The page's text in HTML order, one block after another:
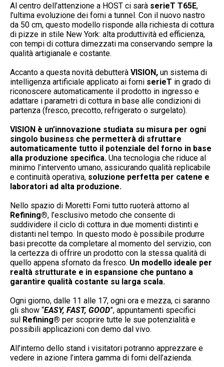
Al centro dell’attenzione a HOST ci sarà serieT T65E,
l’ultima evoluzione dei forni a tunnel. Con il nuovo nastro
da 50 cm, questo modello risponde alla richiesta di cottura
di pizze in stile New York: alta produttività ed efficienza,
con tempi di cottura dimezzati ma conservando sempre la
qualità artigianale e costante.
Accanto a questa novità debutterà VISION, un sistema di
intelligenza artificiale applicato ai forni serieT in grado di
riconoscere automaticamente il prodotto in ingresso e
adattare i parametri di cottura in base alle condizioni di
partenza (fresco, precotto, refrigerato o surgelato).
VISION è un’innovazione studiata su misura per ogni
singolo business che permetterà di sfruttare
automaticamente tutto il potenziale del forno in base
alla produzione specifica. Una tecnologia che riduce al
minimo l’intervento umano, assicurando qualità replicabile
e continuità operativa, soluzione perfetta per catene e
laboratori ad alta produzione.
Nello spazio di Moretti Forni tutto ruoterà attorno al
Refining®, l’esclusivo metodo che consente di
suddividere il ciclo di cottura in due momenti distinti e
distanti nel tempo. In questo modo è possibile produrre
basi precotte da completare al momento del servizio, con
la certezza di offrire un prodotto con la stessa qualità di
quello appena sfornato da fresco. Un modello ideale per
realtà strutturate e in espansione che puntano a
garantire qualità costante su larga scala.
Ogni giorno, dalle 11 alle 17, ogni ora e mezza, ci saranno
gli show “EASY, FAST, GOOD”, appuntamenti specifici
sul Refining® per scoprire tutte le sue potenzialità e
possibili applicazioni con demo dal vivo.
All’interno dello stand i visitatori potranno apprezzare e
vedere in azione l’intera gamma di forni dell’azienda.